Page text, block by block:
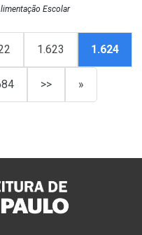
Escolar
1.623 1.624
>> »